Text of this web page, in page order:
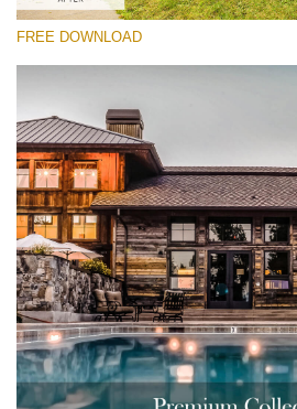
(1432 Lr Presets)
FREE DOWNLOAD